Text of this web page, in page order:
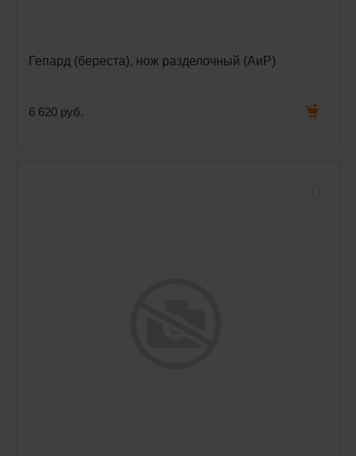
Гепард (береста), нож разделочный (АиР)
6 620 руб.